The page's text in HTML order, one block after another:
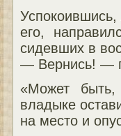
его,
сидевших в
— Вернись! —
«Может быть,
владыке
на место и